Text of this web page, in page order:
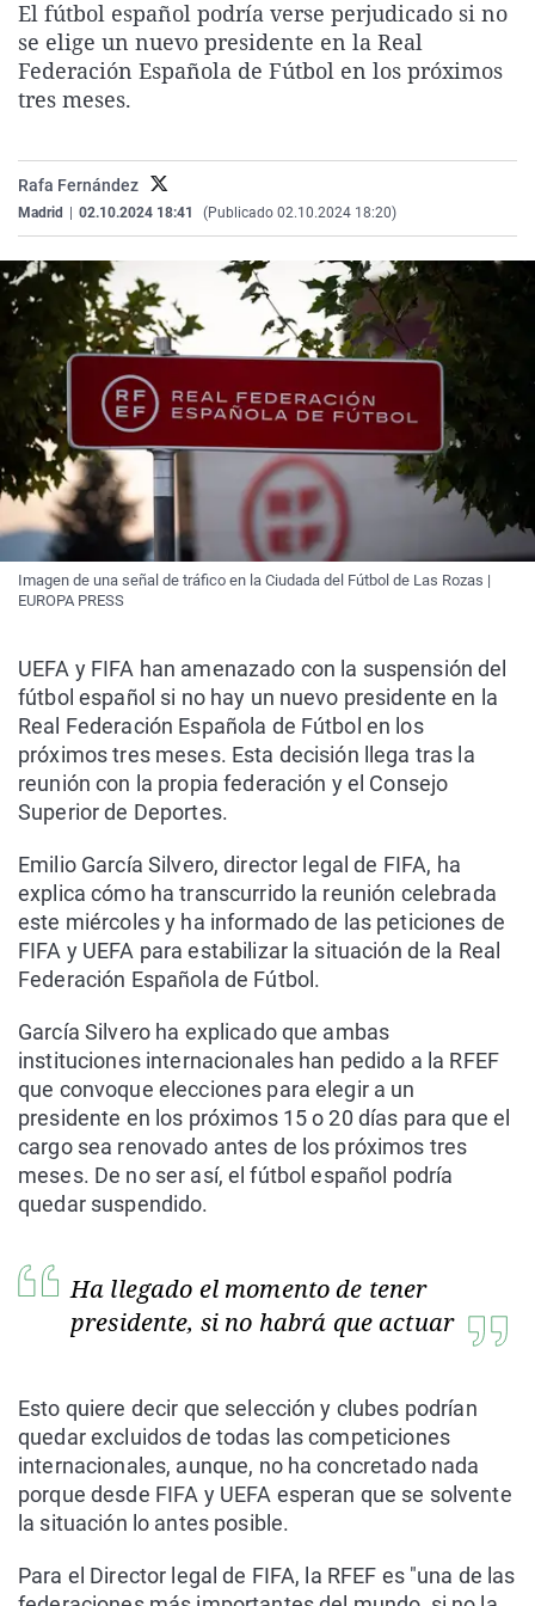
La rosa de los vientos
Gente viajera
Caso
Retornados
Extremadura
Galicia
Virales
Televisión
El fútbol español podría verse perjudicado si no
se elige un nuevo presidente en la Real
Federación Española de Fútbol en los próximos
tres meses.
Rafa Fernández
Madrid 02.10.2024 18:41 (Publicado 02.10.2024 18:20)
Imagen de una señal de tráfico en la Ciudada del Fútbol de Las Rozas |
EUROPA PRESS
UEFA y FIFA han amenazado con la suspensión del
fútbol español si no hay un nuevo presidente en la
Real Federación Española de Fútbol en los
próximos tres meses. Esta decisión llega tras la
reunión con la propia federación y el Consejo
Superior de Deportes.
Emilio García Silvero, director legal de FIFA, ha
explica cómo ha transcurrido la reunión celebrada
este miércoles y ha informado de las peticiones de
FIFA y UEFA para estabilizar la situación de la Real
Federación Española de Fútbol.
García Silvero ha explicado que ambas
instituciones internacionales han pedido a la RFEF
que convoque elecciones para elegir a un
presidente en los próximos 15 o 20 días para que el
cargo sea renovado antes de los próximos tres
meses. De no ser así, el fútbol español podría
quedar suspendido.
Ha llegado el momento de tener
presidente, si no habrá que actuar
Esto quiere decir que selección y clubes podrían
quedar excluidos de todas las competiciones
internacionales, aunque, no ha concretado nada
porque desde FIFA y UEFA esperan que se solvente
la situación lo antes posible.
Para el Director legal de FIFA, la RFEF es "una de las